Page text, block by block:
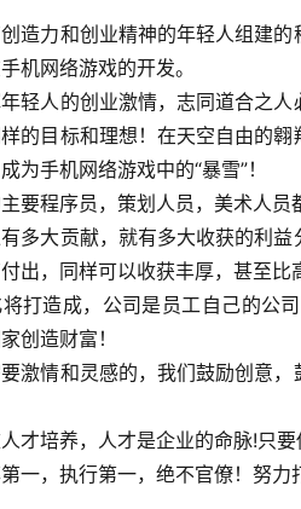
造力和创业精神的年轻人组建
机网络游戏的开发。
轻人的创业激情，志同道合之
的目标和理想！在天空自由的
为手机网络游戏中的“暴雪”！
要程序员，策划人员，美术人员
多大贡献，就有多大收获的利
出，同样可以收获丰厚，甚至比
打造成，公司是员工自己的公
创造财富！
激情和灵感的，我们鼓励创意
才培养，人才是企业的命脉!只
一，执行第一，绝不官僚！努力